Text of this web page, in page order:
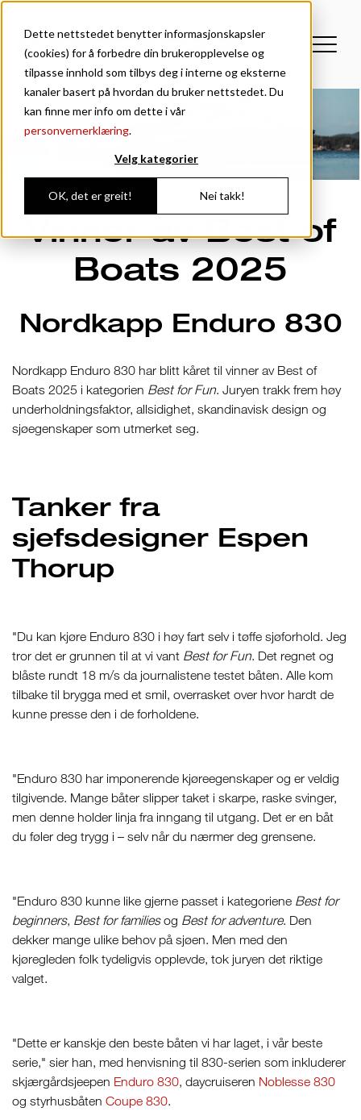
Dette nettstedet benytter informasjonskapsler
(cookies) for å forbedre din brukeropplevelse og
tilpasse innhold som tilbys deg i interne og eksterne
kanaler basert på hvordan du bruker nettstedet. Du
kan finne mer info om dette i vår
personvernerklæring.
Velg kategorier
OK, det er greit! Nei takk!
Vinner av Best of
Boats 2025
Nordkapp Enduro 830
Nordkapp Enduro 830 har blitt kåret til vinner av Best of
Boats 2025 i kategorien Best for Fun. Juryen trakk frem høy
underholdningsfaktor, allsidighet, skandinavisk design og
sjøegenskaper som utmerket seg.
Tanker fra
sjefsdesigner Espen
Thorup
"Du kan kjøre Enduro 830 i høy fart selv i tøffe sjøforhold. Jeg
tror det er grunnen til at vi vant Best for Fun. Det regnet og
blåste rundt 18 m/s da journalistene testet båten. Alle kom
tilbake til brygga med et smil, overrasket over hvor hardt de
kunne presse den i de forholdene.
"Enduro 830 har imponerende kjøreegenskaper og er veldig
tilgivende. Mange båter slipper taket i skarpe, raske svinger,
men denne holder linja fra inngang til utgang. Det er en båt
du føler deg trygg i – selv når du nærmer deg grensene.
"Enduro 830 kunne like gjerne passet i kategoriene Best for
beginners, Best for familiesog Best for adventure. Den
dekker mange ulike behov på sjøen. Men med den
kjøregleden folk tydeligvis opplevde, tok juryen det riktige
valget.
"Dette er kanskje den beste båten vi har laget, i vår beste
serie," sier han, med henvisning til 830-serien som inkluderer
skjærgårdsjeepen Enduro 830, daycruiseren Noblesse 830
og styrhusbåtenCoupe 830.